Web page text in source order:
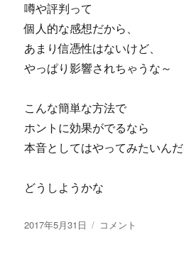
括
動
書
み
登
録
を
ツ
で
噂や評判って
個人的な感想だから、
あまり信憑性はないけど、
やっぱり影響されちゃうな～
こんな簡単な方法で
ホントに効果がでるなら
本音としてはやってみたいんだ
どうしようかな
投
2017年5月31日
Ｔ
コメント